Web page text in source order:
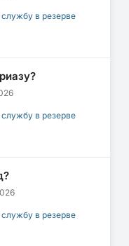
в резерве
в резерве
в резерве